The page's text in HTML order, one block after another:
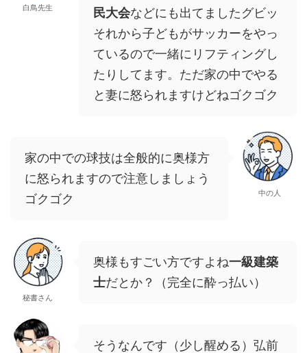
白鳥先生
民大会などにも出てましたグビッ
それから子どもがサッカーをやっ
ているので一緒にリフティングし
たりしてます。ただ家の中でやる
と妻に怒られますけどねゴクゴク
家の中での球技は全般的に奥様方
に怒られますので注意しましょう
ゴクゴク
中の人
秘書さん
奥様もすごい方ですよね一級建築
士だとか？（完全に酔っ払い）
そうなんです（少し醒める）弘前